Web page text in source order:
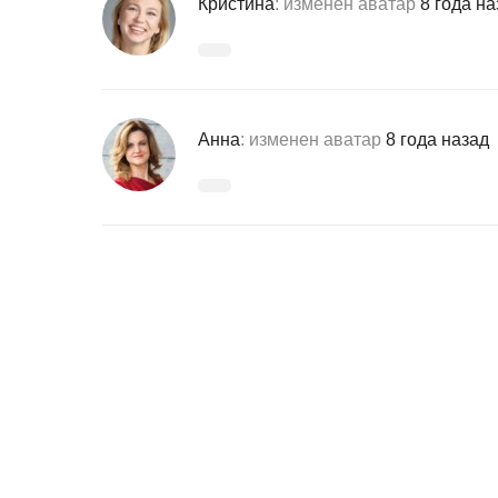
Кристина: изменен аватар 8 года
Анна: изменен аватар 8 года назад